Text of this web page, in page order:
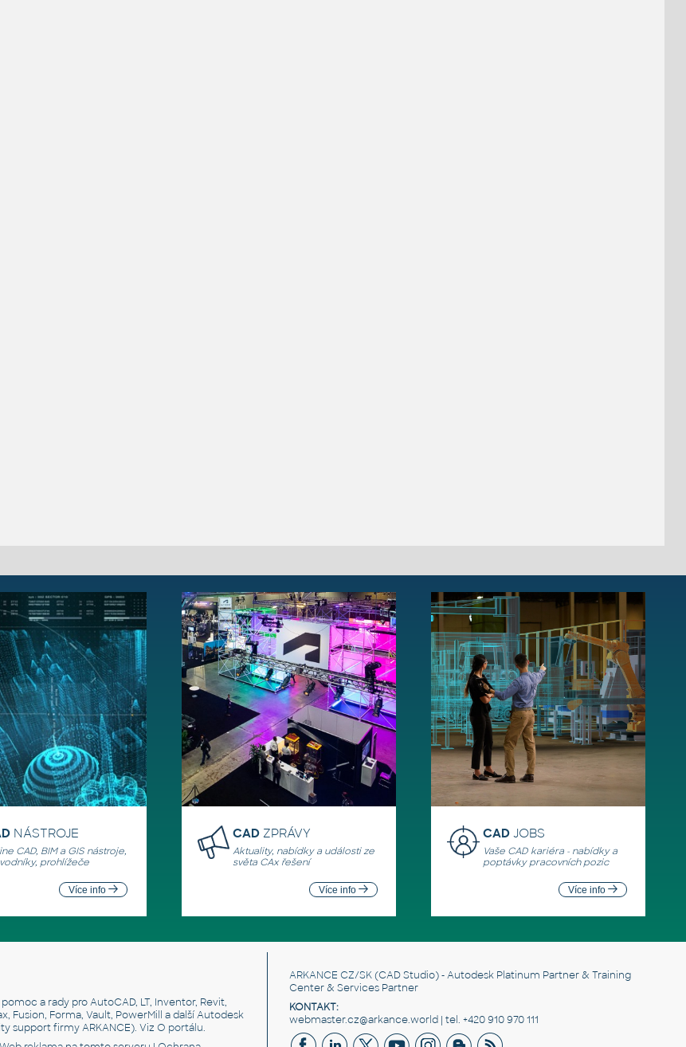
NÁSTROJE
CAD, BIM a GIS nástroje,
prohlížeče
Více info
CAD ZPRÁVY
Aktuality, nabídky a události ze
světa CAx řešení
Více info
CADJOBS
Vaše CAD kariéra - nabídky a
poptávky pracovních pozic
Více info
a rady pro AutoCAD, LT, Inventor, Revit,
Fusion, Forma, Vault, PowerMill a další Autodesk
support firmy ARKANCE). Viz O portálu.
ARKANCE CZ/SK(CAD Studio) - Autodesk Platinum Partner & Training
Center & Services Partner
KONTAKT:
webmaster.cz@arkance.world | tel. +420 910 970 111